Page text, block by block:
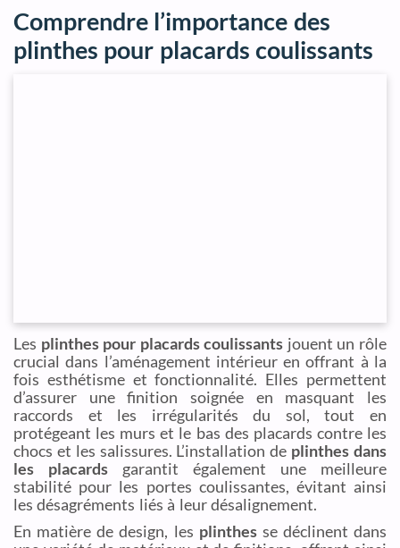
Comprendre l’importance des
plinthes pour placards coulissants
Les plinthes pour placards coulissants jouent un rôle
crucial dans l’aménagement intérieur en offrant à la
fois esthétisme et fonctionnalité. Elles permettent
d’assurer une finition soignée en masquant les
raccords et les irrégularités du sol, tout en
protégeant les murs et le bas des placards contre les
chocs et les salissures. L’installation de plinthes dans
les placards garantit également une meilleure
stabilité pour les portes coulissantes, évitant ainsi
les désagréments liés à leur désalignement.
En matière de design, les plinthesse déclinent dans